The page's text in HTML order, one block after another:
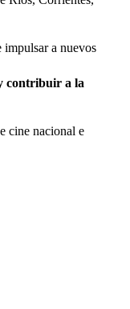
impulsar a nuevos
contribuir a la
cine nacional e